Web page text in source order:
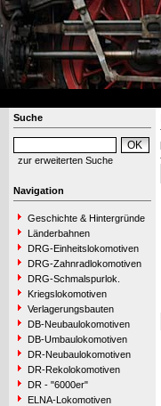
Suche
zur erweiterten Suche
Navigation
Geschichte & Hintergründe
Länderbahnen
DRG-Einheitslokomotiven
DRG-Zahnradlokomotiven
DRG-Schmalspurlok.
Kriegslokomotiven
Verlagerungsbauten
DB-Neubaulokomotiven
DB-Umbaulokomotiven
DR-Neubaulokomotiven
DR-Rekolokomotiven
DR - "6000er"
ELNA-Lokomotiven